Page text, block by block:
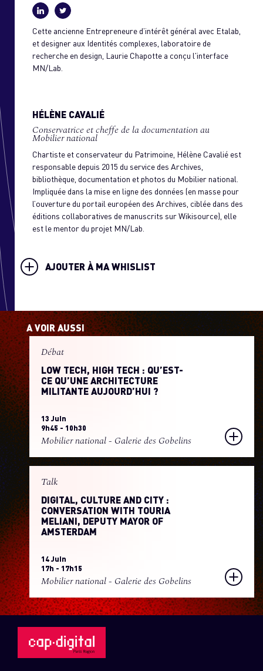
Cette ancienne Entrepreneure d’intérêt général avec Etalab,
et designer aux Identités complexes, laboratoire de
recherche en design, Laurie Chapotte a conçu l'interface
MN/Lab.
HÉLÈNE CAVALIÉ
Conservatrice et cheffe de la documentation au
Mobilier national
Chartiste et conservateur du Patrimoine, Hélène Cavalié est
responsable depuis 2015 du service des Archives,
bibliothèque, documentation et photos du Mobilier national.
Impliquée dans la mise en ligne des données (en masse pour
l’ouverture du portail européen des Archives, ciblée dans des
éditions collaboratives de manuscrits sur Wikisource), elle
est le mentor du projet MN/Lab.
AJOUTER À MA WHISLIST
A VOIR AUSSI
Débat
LOW TECH, HIGH TECH : QU’EST-
CE QU’UNE ARCHITECTURE
MILITANTE AUJOURD’HUI ?
13 Juin
9h45 - 10h30
Mobilier national - Galerie des Gobelins
Talk
DIGITAL, CULTURE AND CITY :
CONVERSATION WITH TOURIA
MELIANI, DEPUTY MAYOR OF
AMSTERDAM
14 Juin
17h - 17h15
Mobilier national - Galerie des Gobelins